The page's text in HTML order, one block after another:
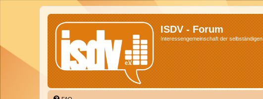
ISDV - Forum
Interessengemeinschaft der